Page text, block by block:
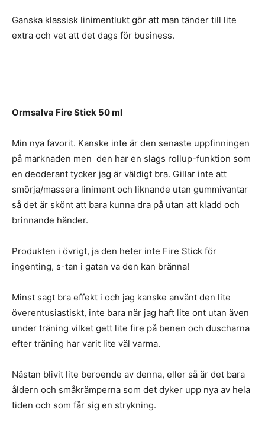
Ganska klassisk linimentlukt gör att man tänder till lite
extra och vet att det dags för business.
Ormsalva Fire Stick 50 ml
Min nya favorit. Kanske inte är den senaste uppfinningen
på marknaden men den har en slags rollup-funktion som
en deoderant tycker jag är väldigt bra. Gillar inte att
smörja/massera liniment och liknande utan gummivantar
så det är skönt att bara kunna dra på utan att kladd och
brinnande händer.
Produkten i övrigt, ja den heter inte Fire Stick för
ingenting, s-tan i gatan va den kan bränna!
Minst sagt bra effekt i och jag kanske använt den lite
överentusiastiskt, inte bara när jag haft lite ont utan även
under träning vilket gett lite fire på benen och duscharna
efter träning har varit lite väl varma.
Nästan blivit lite beroende av denna, eller så är det bara
åldern och småkrämperna som det dyker upp nya av hela
tiden och som får sig en strykning.